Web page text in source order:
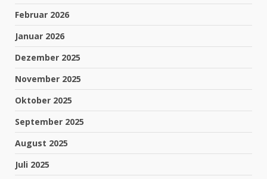
Februar 2026
Januar 2026
Dezember 2025
November 2025
Oktober 2025
September 2025
August 2025
Juli 2025